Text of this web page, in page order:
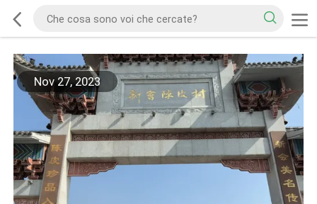
Nov 27, 2023